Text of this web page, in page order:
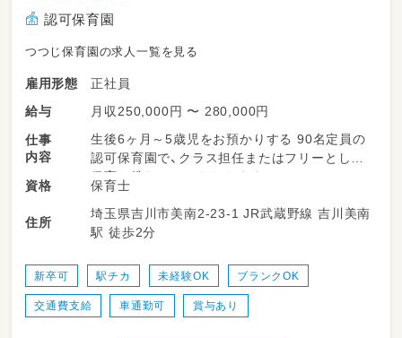
認可保育園
つつじ保育園の求人一覧を見る
雇用形態
正社員
給与
月収250,000円 〜 280,000円
仕事
内容
生後6ヶ月～5歳児をお預かりする 90名定員の
認可保育園で、クラス担任またはフリーとして
保育に携わっていだたきます。
※複数担任制です
★ 具体的な業務例
・保育記録、配布物、資料の作成
・保護者対応 など
資格 保育士
住所
埼玉県吉川市美南2-23-1 JR武蔵野線 吉川美南
駅 徒歩2分
新卒可 駅チカ 未経験OK ブランクOK
交通費支給 車通勤可 賞与あり